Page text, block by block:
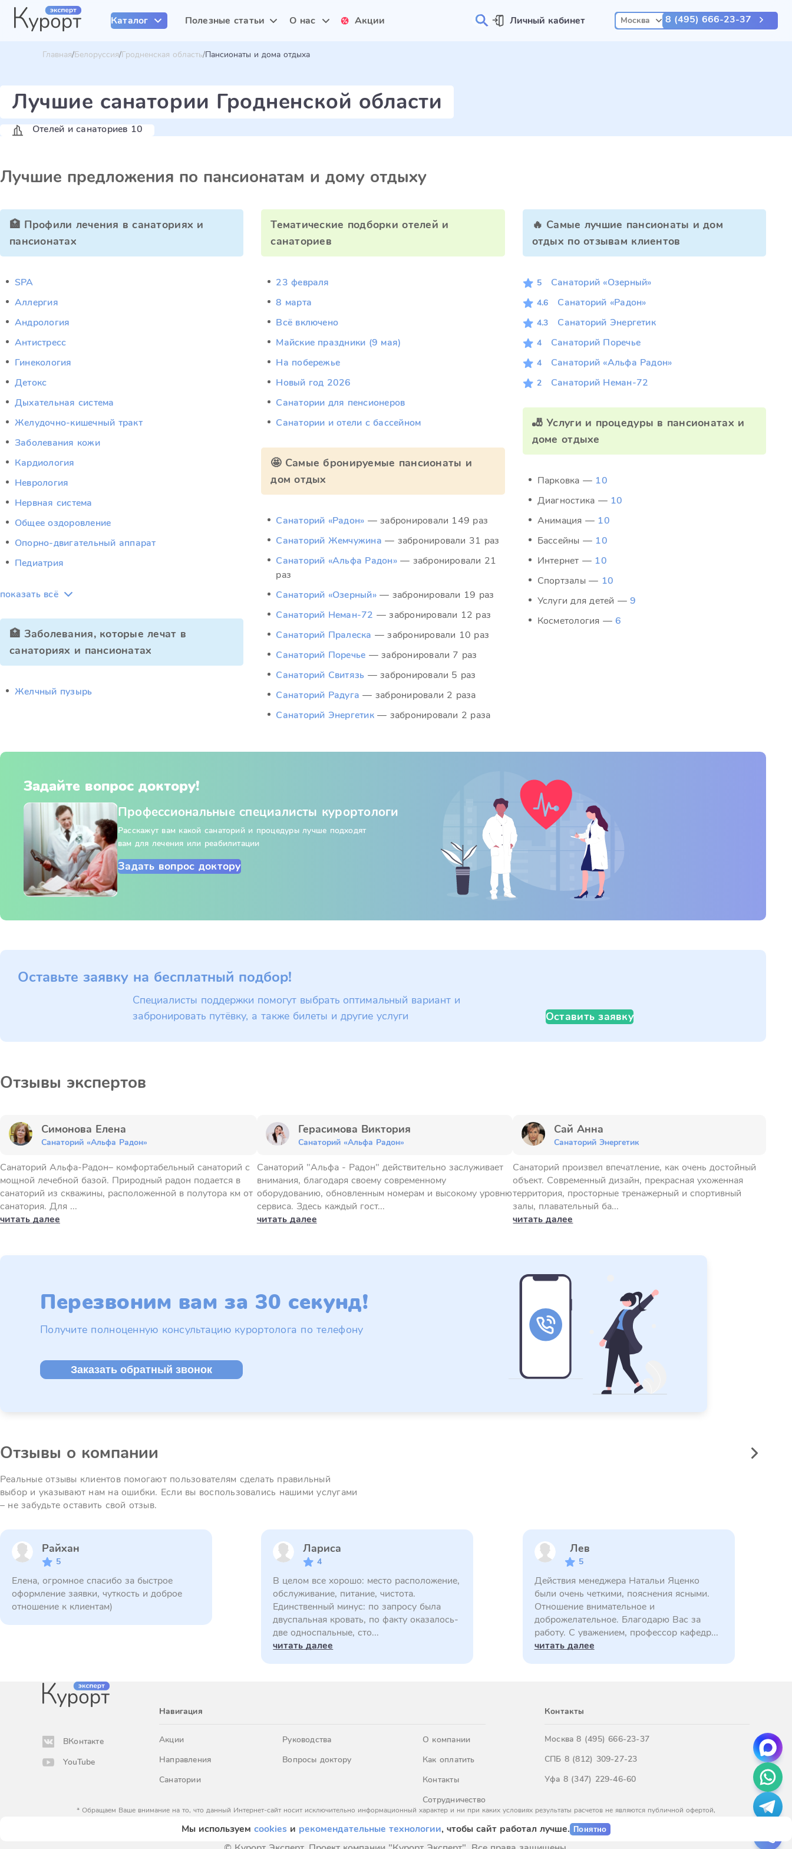
Мы используемcookies и рекомендательные технологии, чтобы сайт работал лучше. Понятно
Каталог Полезные статьи О нас Акции Личный кабинет Москва 8 (495) 666-23-37
Главная Белоруссия Гродненская область Пансионаты и дома отдыха
Лучшие санатории Гродненской области
Отелей и санаториев 10
Лучшие предложения по пансионатам и дому отдыху
🏥 Профили лечения в санаториях и
пансионатах
SPA
Аллергия
Андрология
Антистресс
Гинекология
Детокс
Дыхательная система
Желудочно-кишечный тракт
Заболевания кожи
Кардиология
Неврология
Нервная система
Общее оздоровление
Опорно-двигательный аппарат
Педиатрия
показать всё
🏥 Заболевания, которые лечат в
санаториях и пансионатах
Желчный пузырь
Тематические подборки отелей и
санаториев
23 февраля
8 марта
Всё включено
Майские праздники (9 мая)
На побережье
Новый год 2026
Санатории для пенсионеров
Санатории и отели с бассейном
🤩 Самые бронируемые пансионаты и
дом отдых
Санаторий «Радон» — забронировали 149 раз
Санаторий Жемчужина — забронировали 31 раз
Санаторий «Альфа Радон» — забронировали 21
раз
Санаторий «Озерный» — забронировали 19 раз
Санаторий Неман-72 — забронировали 12 раз
Санаторий Пралеска — забронировали 10 раз
Санаторий Поречье — забронировали 7 раз
Санаторий Свитязь — забронировали 5 раз
Санаторий Радуга — забронировали 2 раза
Санаторий Энергетик — забронировали 2 раза
🔥 Самые лучшие пансионаты и дом
отдых по отзывам клиентов
5 Санаторий «Озерный»
4.6 Санаторий «Радон»
4.3 Санаторий Энергетик
4 Санаторий Поречье
4 Санаторий «Альфа Радон»
2 Санаторий Неман-72
🎳 Услуги и процедуры в пансионатах и
доме отдыхе
Парковка — 10
Диагностика — 10
Анимация — 10
Бассейны — 10
Интернет — 10
Спортзалы — 10
Услуги для детей —9
Косметология —6
Задайте вопрос доктору!
Профессиональные специалисты курортологи
Расскажут вам какой санаторий и процедуры лучше подходят
вам для лечения или реабилитации
Задать вопрос доктору
Оставьте заявку на бесплатный подбор!
Специалисты поддержки помогут выбрать оптимальный вариант и
забронировать путёвку, а также билеты и другие услуги
Оставить заявку
Отзывы экспертов
Симонова Елена
Санаторий «Альфа Радон»
Санаторий Альфа-Радон– комфортабельный санаторий с
мощной лечебной базой. Природный радон подается в
санаторий из скважины, расположенной в полутора км от
санатория. Для ...
читать далее
Герасимова Виктория
Санаторий «Альфа Радон»
Санаторий "Альфа - Радон" действительно заслуживает
внимания, благодаря своему современному
оборудованию, обновленным номерам и высокому уровню
сервиса. Здесь каждый гост...
читать далее
Сай Анна
Санаторий Энергетик
Санаторий произвел впечатление, как очень достойный
объект. Современный дизайн, прекрасная ухоженная
территория, просторные тренажерный и спортивный
залы, плавательный ба...
читать далее
Перезвоним вам за 30 секунд!
Получите полноценную консультацию курортолога по телефону
Заказать обратный звонок
Отзывы о компании
Реальные отзывы клиентов помогают пользователям сделать правильный
выбор и указывают нам на ошибки. Если вы воспользовались нашими услугами
– не забудьте оставить свой отзыв.
Райхан
5
Елена, огромное спасибо за быстрое
оформление заявки, чуткость и доброе
отношение к клиентам)
Лариса
4
В целом все хорошо: место расположение,
обслуживание, питание, чистота.
Единственный минус: по запросу была
двуспальная кровать, по факту оказалось-
две односпальные, сто...
читать далее
Лев
5
Действия менеджера Натальи Яценко
были очень четкими, пояснения ясными.
Отношение внимательное и
доброжелательное. Благодарю Вас за
работу. С уважением, профессор кафедр...
читать далее
ВКонтакте
YouTube
Навигация
Акции
Направления
Санатории
Руководства
Вопросы доктору
О компании
Как оплатить
Контакты
Сотрудничество
Контакты
Москва8 (495) 666-23-37
СПБ 8 (812) 309-27-23
Уфа 8 (347) 229-46-60
* Обращаем Ваше внимание на то, что данный Интернет-сайт носит исключительно информационный характер и ни при каких условиях результаты расчетов не являются публичной офертой,